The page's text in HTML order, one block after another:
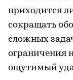
приходится
сокращать
сложных
ограничения
ощутимый